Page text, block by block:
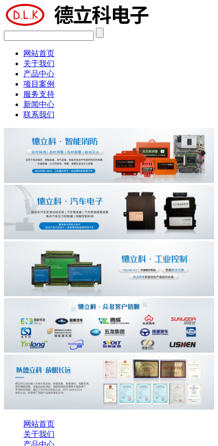
网站首页
关于我们
产品中心
项目案例
服务支持
新闻中心
联系我们
网站首页
关于我们
产品中心